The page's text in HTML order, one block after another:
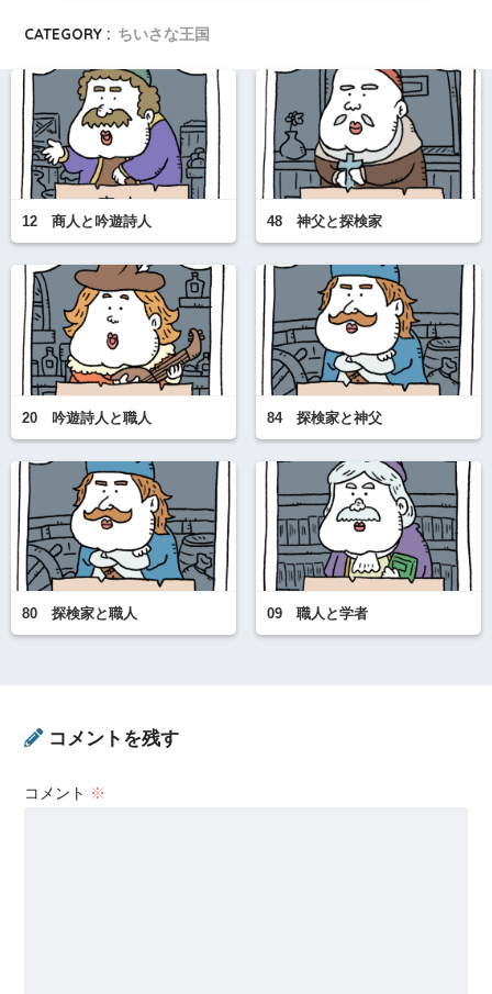
CATEGORY : ちいさな王国
12 商人と吟遊詩人 48 神父と探検家
20 吟遊詩人と職人 84 探検家と神父
80 探検家と職人 09 職人と学者
コメントを残す
コメント ※